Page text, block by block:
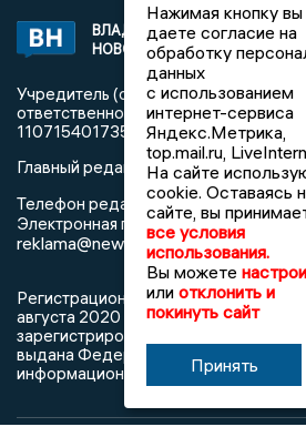
ВЛАДИМИРСКИЕ
НОВОСТИ
2017 ©
Владимирские
Учредитель (соучредители):
ответственностью
1107154017354)
Главный редактор: Мазов С. А.
Телефон редакции:8 (4922)
Электронная почта редакции:
reklama@newsvladimir.ru
Регистрационный номер: серия Эл
августа 2020 г. согласно выписке из
зарегистрированных средств
выдана Федеральной службой по
информационных технологий и
Нажимая кнопку вы
даете согласие на
обработку
данных
с использованием
интернет-сервиса
Яндекс.Метрика,
top.mail.ru,
На сайте
cookie. Оставаясь
сайте, вы
все условия
использования.
Вы можете
или отклонить и
покинуть сайт
Принять